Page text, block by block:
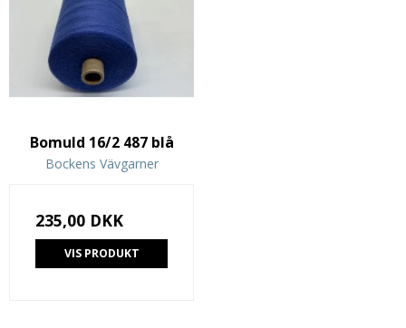
Bomuld 16/2 487 blå
Bockens Vävgarner
235,00 DKK
VIS PRODUKT